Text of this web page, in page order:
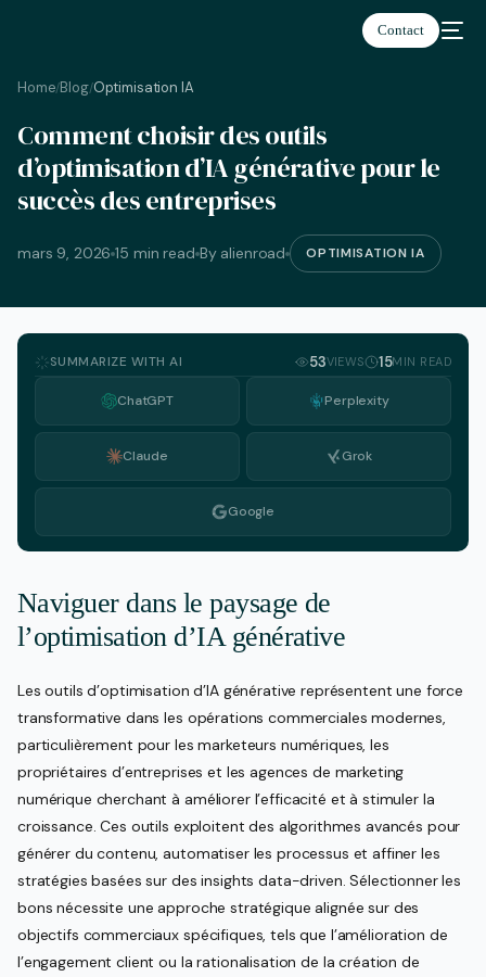
Contact
Home/Blog/Optimisation IA
Comment choisir des outils
d’optimisation d’IA générative pour le
succès des entreprises
mars 9, 2026 15 min read By alienroad OPTIMISATION IA
SUMMARIZE WITH AI 53VIEWS 15MIN READ
ChatGPT Perplexity
Claude Grok
Google
Naviguer dans le paysage de
l’optimisation d’IA générative
Les outils d’optimisation d’IA générative représentent une force
transformative dans les opérations commerciales modernes,
particulièrement pour les marketeurs numériques, les
propriétaires d’entreprises et les agences de marketing
numérique cherchant à améliorer l’efficacité et à stimuler la
croissance. Ces outils exploitent des algorithmes avancés pour
générer du contenu, automatiser les processus et affiner les
stratégies basées sur des insights data-driven. Sélectionner les
bons nécessite une approche stratégique alignée sur des
objectifs commerciaux spécifiques, tels que l’amélioration de
l’engagement client ou la rationalisation de la création de
Français